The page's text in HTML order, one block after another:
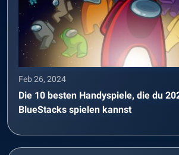
Feb 26, 2024
Die 10 besten Handyspiele, die du
BlueStacks spielen kannst